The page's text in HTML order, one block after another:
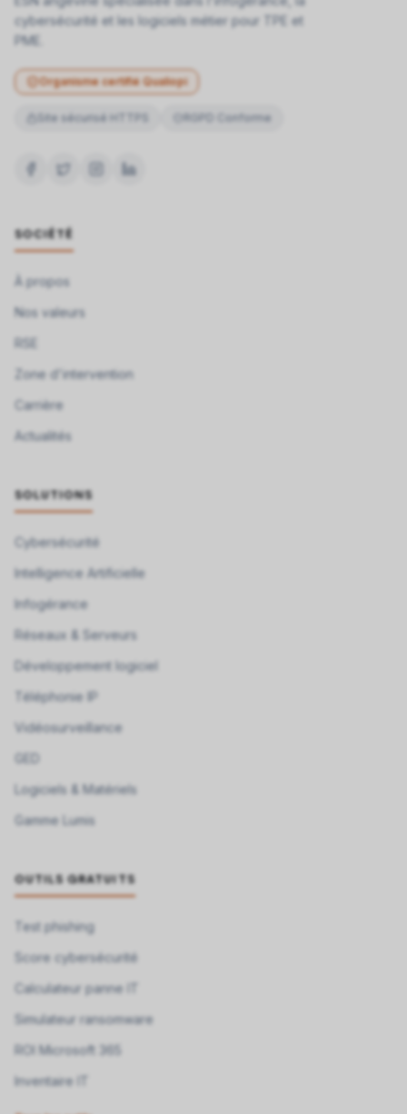
cybersécurité et les logiciels métier pour TPE et
PME.
Organisme certifié Qualiopi
Site sécurisé HTTPS RGPD Conforme
SOCIÉTÉ
À propos
Nos valeurs
RSE
Zone d'intervention
Carrière
Actualités
SOLUTIONS
Cybersécurité
Intelligence Artificielle
Infogérance
Réseaux & Serveurs
Développement logiciel
Téléphonie IP
Vidéosurveillance
GED
Logiciels & Matériels
Gamme Lumis
OUTILS GRATUITS
Test phishing
Score cybersécurité
Calculateur panne IT
Simulateur ransomware
ROI Microsoft 365
Inventaire IT